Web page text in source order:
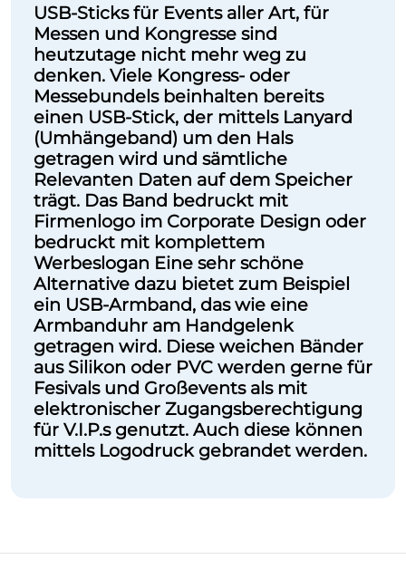
USB-Sticks für Events aller Art, für
Messen und Kongresse sind
heutzutage nicht mehr weg zu
denken. Viele Kongress- oder
Messebundels beinhalten bereits
einen USB-Stick, der mittels Lanyard
(Umhängeband) um den Hals
getragen wird und sämtliche
Relevanten Daten auf dem Speicher
trägt. Das Band bedruckt mit
Firmenlogo im Corporate Design oder
bedruckt mit komplettem
Werbeslogan Eine sehr schöne
Alternative dazu bietet zum Beispiel
ein USB-Armband, das wie eine
Armbanduhr am Handgelenk
getragen wird. Diese weichen Bänder
aus Silikon oder PVC werden gerne für
Fesivals und Großevents als mit
elektronischer Zugangsberechtigung
für V.I.P.s genutzt. Auch diese können
mittels Logodruck gebrandet werden.